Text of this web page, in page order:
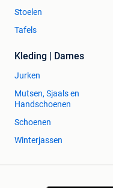
Stoelen
Tafels
Kleding | Dames
Jurken
Mutsen, Sjaals en
Handschoenen
Schoenen
Winterjassen